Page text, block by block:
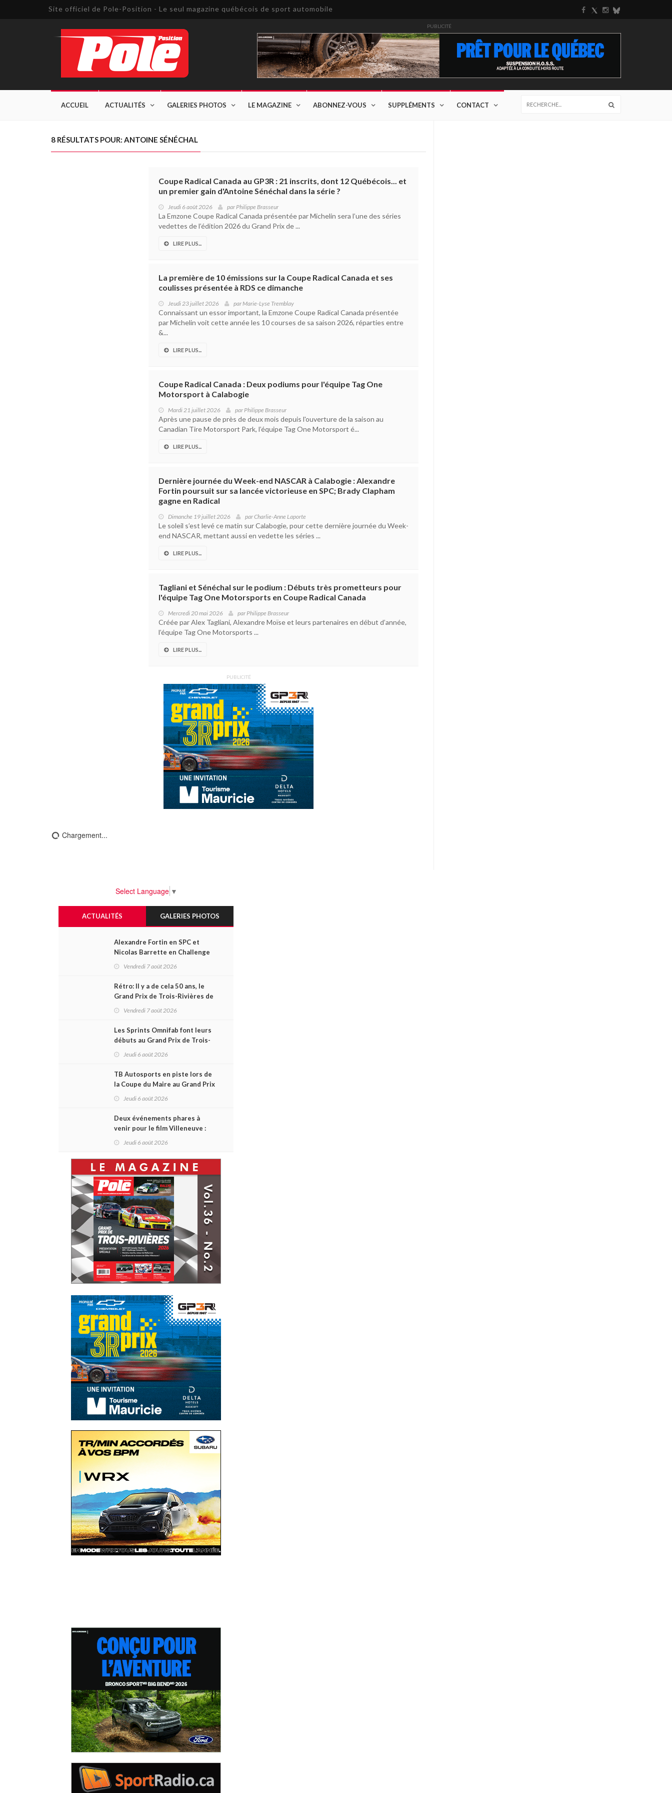
Site officiel de Pole-Position - Le seul magazine québécois de sport automobile
PUBLICITÉ
ACCUEIL ACTUALITÉS GALERIES PHOTOS LE MAGAZINE ABONNEZ-VOUS SUPPLÉMENTS CONTACT
8 RÉSULTATS POUR: ANTOINE SÉNÉCHAL
Coupe Radical Canada au GP3R : 21 inscrits, dont 12 Québécois... et
un premier gain d'Antoine Sénéchal dans la série ?
Jeudi 6 août 2026 parPhilippe Brasseur
La Emzone Coupe Radical Canada présentée par Michelin sera l’une des séries
vedettes de l’édition 2026 du Grand Prix de ...
LIRE PLUS...
La première de 10 émissions sur la Coupe Radical Canada et ses
coulisses présentée à RDS ce dimanche
Jeudi 23 juillet 2026 parMarie-Lyse Tremblay
Connaissant un essor important, la Emzone Coupe Radical Canada présentée
par Michelin voit cette année les 10 courses de sa saison 2026, réparties entre
&...
LIRE PLUS...
Coupe Radical Canada : Deux podiums pour l'équipe Tag One
Motorsport à Calabogie
Mardi 21 juillet 2026 parPhilippe Brasseur
Après une pause de près de deux mois depuis l'ouverture de la saison au
Canadian Tire Motorsport Park, l’équipe Tag One Motorsport é...
LIRE PLUS...
Dernière journée du Week-end NASCAR à Calabogie : Alexandre
Fortin poursuit sur sa lancée victorieuse en SPC; Brady Clapham
gagne en Radical
Dimanche 19 juillet 2026 parCharlie-Anne Laporte
Le soleil s’est levé ce matin sur Calabogie, pour cette dernière journée du Week-
end NASCAR, mettant aussi en vedette les séries ...
LIRE PLUS...
Tagliani et Sénéchal sur le podium : Débuts très prometteurs pour
l'équipe Tag One Motorsports en Coupe Radical Canada
Mercredi 20 mai 2026 parPhilippe Brasseur
Créée par Alex Tagliani, Alexandre Moïse et leurs partenaires en début d’année,
l’équipe Tag One Motorsports ...
LIRE PLUS...
PUBLICITÉ
Chargement...
Select Language ▼
ACTUALITÉS GALERIES PHOTOS
Alexandre Fortin en SPC et
Nicolas Barrette en Challenge
Canada héros des premières
Vendredi 7 août 2026
Rétro: Il y a de cela 50 ans, le
Grand Prix de Trois-Rivières de
1976
Vendredi 7 août 2026
Les Sprints Omnifab font leurs
débuts au Grand Prix de Trois-
Rivières avec un format inspiré
Jeudi 6 août 2026
TB Autosports en piste lors de
la Coupe du Maire au Grand Prix
de Trois-Rivières
Jeudi 6 août 2026
Deux événements phares à
venir pour le film Villeneuve :
L'ascension d'une légende (+
Jeudi 6 août 2026